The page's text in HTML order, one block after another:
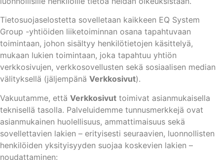
Tietosuojaselostetta sovelletaan kaikkeen EQ System
Group -yhtiöiden liiketoiminnan osana tapahtuvaan
toimintaan, johon sisältyy henkilötietojen käsittelyä,
mukaan lukien toimintaan, joka tapahtuu yhtiön
verkkosivujen, verkkosovellusten sekä sosiaalisen median
välityksellä (jäljempänä Verkkosivut).
Vakuutamme, että Verkkosivut toimivat asianmukaisella
teknisellä tasolla. Palveluidemme tunnusmerkkejä ovat
asianmukainen huolellisuus, ammattimaisuus sekä
sovellettavien lakien – erityisesti seuraavien, luonnollisten
henkilöiden yksityisyyden suojaa koskevien lakien –
noudattaminen: